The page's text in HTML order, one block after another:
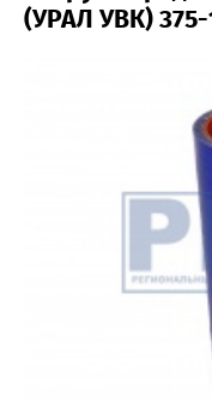
(УРАЛ УВК) 375-